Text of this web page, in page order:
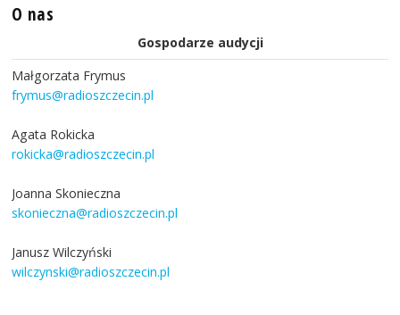
O nas
Gospodarze audycji
Małgorzata Frymus
frymus@radioszczecin.pl
Agata Rokicka
rokicka@radioszczecin.pl
Joanna Skonieczna
skonieczna@radioszczecin.pl
Janusz Wilczyński
wilczynski@radioszczecin.pl